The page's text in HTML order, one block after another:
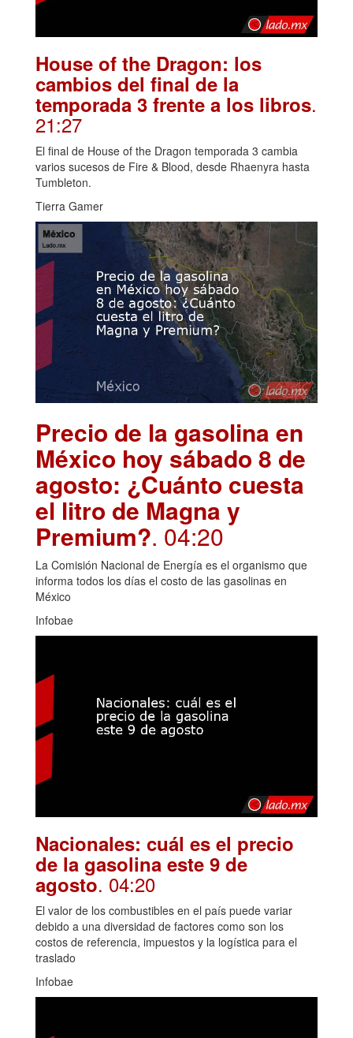
House of the Dragon: los
cambios del final de la
temporada 3 frente a los libros.
21:27
El final de House of the Dragon temporada 3 cambia
varios sucesos de Fire & Blood, desde Rhaenyra hasta
Tumbleton.
Tierra Gamer
Precio de la gasolina en
México hoy sábado 8 de
agosto: ¿Cuánto cuesta
el litro de Magna y
Premium?. 04:20
La Comisión Nacional de Energía es el organismo que
informa todos los días el costo de las gasolinas en
México
Infobae
Nacionales: cuál es el precio
de la gasolina este 9 de
agosto. 04:20
El valor de los combustibles en el país puede variar
debido a una diversidad de factores como son los
costos de referencia, impuestos y la logística para el
traslado
Infobae